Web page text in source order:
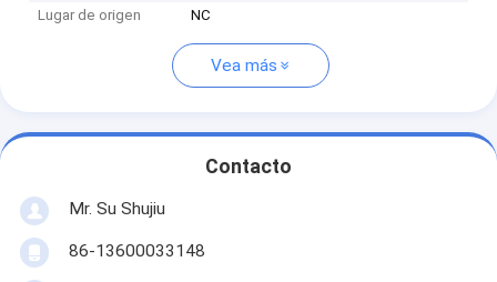
Lugar de origen
NC
Vea más
Contacto
Mr. Su Shujiu
86-13600033148